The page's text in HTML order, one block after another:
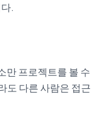
.
만 프로젝트를 볼 수
도 다른 사람은 접근